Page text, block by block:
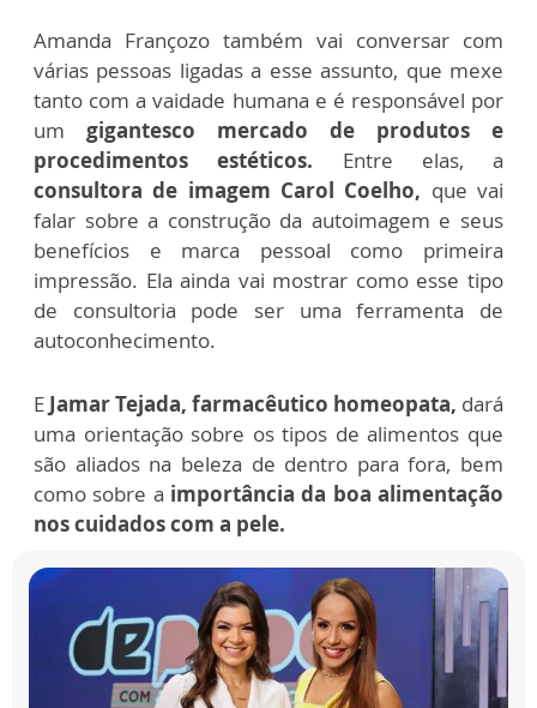
Amanda Françozo também vai conversar com
várias pessoas ligadas a esse assunto, que mexe
tanto com a vaidade humana e é responsável por
um gigantesco mercado de produtos e
procedimentos estéticos. Entre elas, a
consultora de imagem Carol Coelho, que vai
falar sobre a construção da autoimagem e seus
benefícios e marca pessoal como primeira
impressão. Ela ainda vai mostrar como esse tipo
de consultoria pode ser uma ferramenta de
autoconhecimento.
E Jamar Tejada, farmacêutico homeopata, dará
uma orientação sobre os tipos de alimentos que
são aliados na beleza de dentro para fora, bem
como sobre a importância da boa alimentação
nos cuidados com a pele.